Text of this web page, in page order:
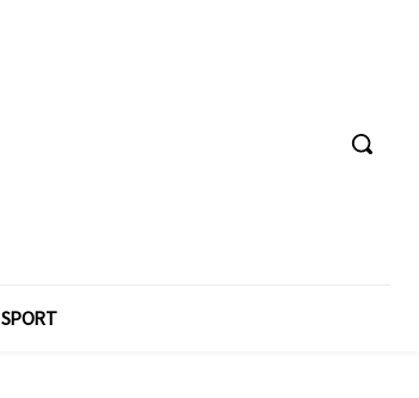
SPORT